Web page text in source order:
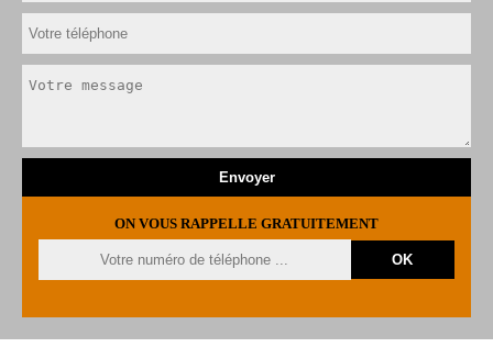
ON VOUS RAPPELLE GRATUITEMENT